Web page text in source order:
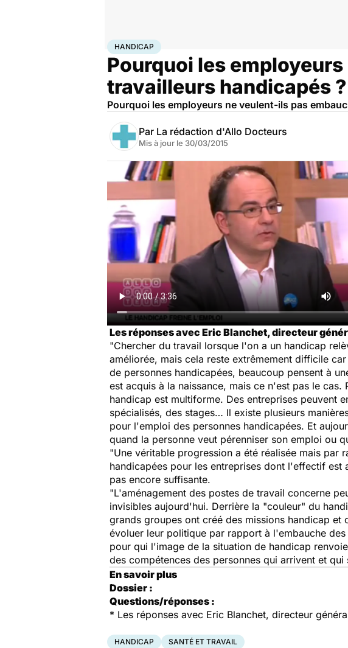
AccueilSantéMaladies
HANDICAP
Pourquoi les
travailleurs handicapés ?
Pourquoi les employeurs ne veulent-ils pas
Par La rédaction d'Allo Docteurs
Mis à jour le 30/03/2015
Les réponses avec Eric Blanchet, directeur
"Chercher du travail lorsque l'on a un handicap
améliorée, mais cela reste extrêmement difficile
de personnes handicapées, beaucoup pensent à
est acquis à la naissance, mais ce n'est pas le
handicap est multiforme. Des entreprises peuvent
spécialisés, des stages… Il existe plusieurs
pour l'emploi des personnes handicapées. Et
quand la personne veut pérenniser son emploi ou
"Une véritable progression a été réalisée mais
handicapées pour les entreprises dont l'effectif
pas encore suffisante.
"L'aménagement des postes de travail concerne
invisibles aujourd'hui. Derrière la "couleur" du
grands groupes ont créé des missions handicap
évoluer leur politique par rapport à l'embauche
pour qui l'image de la situation de handicap
des compétences des personnes qui arrivent et
En savoir plus
Dossier :
Questions/réponses :
* Les réponses avec Eric Blanchet, directeur
HANDICAP SANTÉ ET TRAVAIL